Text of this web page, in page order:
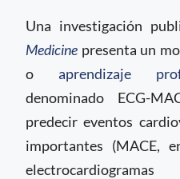
Una investigación
Medicine presenta un
o aprendizaje
denominado ECG-
predecir eventos
importantes (MACE,